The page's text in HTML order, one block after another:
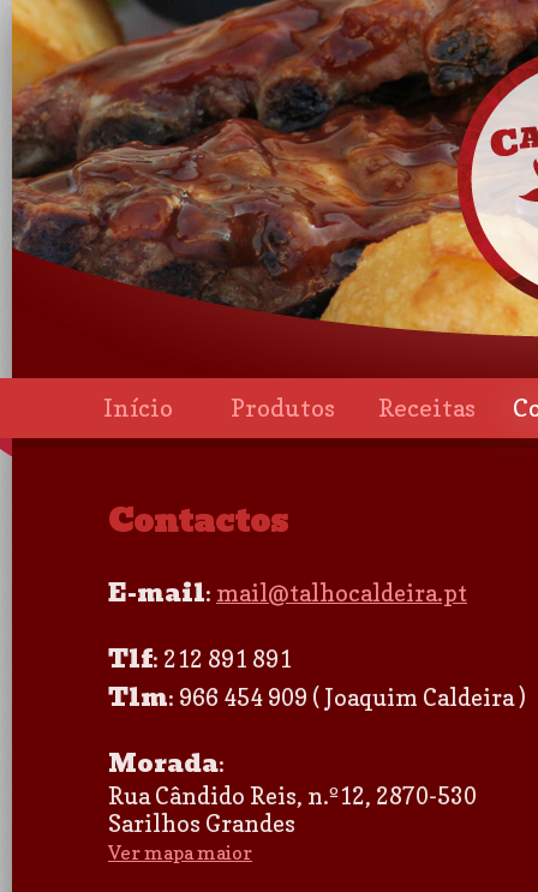
Início Produtos Receitas
Contactos
E-mail: mail@talhocaldeira.pt
Tlf: 212 891 891
Tlm: 966 454 909 ( Joaquim Caldeira )
Morada:
Rua Cândido Reis, n.º12, 2870-530
Sarilhos Grandes
Ver mapa maior